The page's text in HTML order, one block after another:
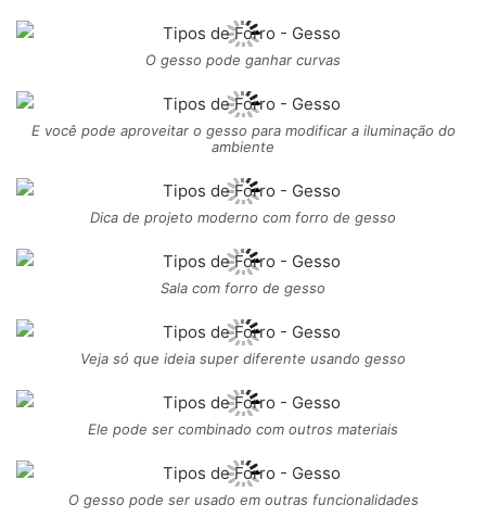
O gesso pode ganhar curvas
E você pode aproveitar o gesso para modificar a iluminação do
ambiente
Dica de projeto moderno com forro de gesso
Sala com forro de gesso
Veja só que ideia super diferente usando gesso
Ele pode ser combinado com outros materiais
O gesso pode ser usado em outras funcionalidades